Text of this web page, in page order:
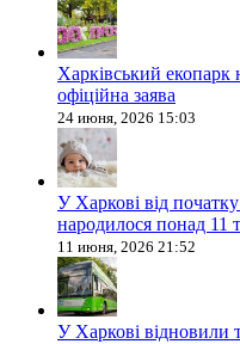
Харківський екопарк
офіційна заява
24 июня, 2026 15:03
У Харкові від
народилося понад 11
11 июня, 2026 21:52
У Харкові відновили